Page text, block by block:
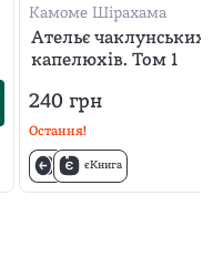
Камоме Шірахама
Ательє чаклунських
капелюхів. Том 1
240грн
Остання!
єКнига